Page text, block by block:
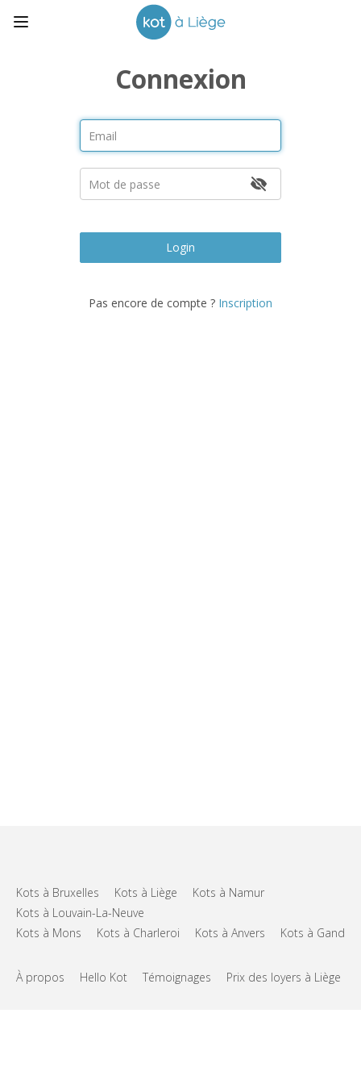
Connexion
Login
Pas encore de compte ? Inscription
Kots à Bruxelles Kots à Liège
Kots à Namur
Kots à Louvain-La-Neuve
Kots à Mons
Kots à Charleroi Kots à Anvers Kots à Gand
À propos Hello Kot Témoignages Prix des loyers à Liège